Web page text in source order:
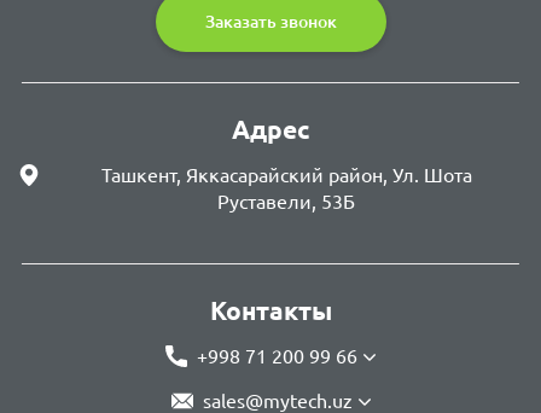
Заказать звонок
Адрес
Ташкент, Яккасарайский район, Ул. Шота
Руставели, 53Б
Контакты
+998 71 200 99 66
sales@mytech.uz